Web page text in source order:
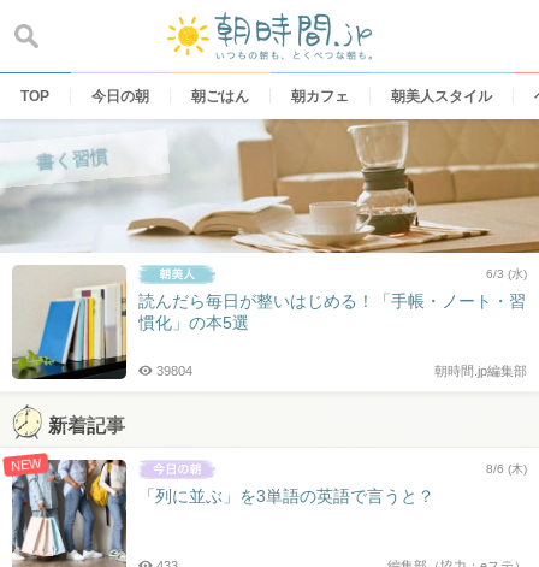
content
TOP 今日の朝 朝ごはん 朝カフェ 朝美人スタイル
書く習慣
6/3 (水)
読んだら毎日が整いはじめる！「手帳・ノート・習
慣化」の本5選
朝時間.jp編集部
39804
新着記事
NEW 8/6 (木)
「列に並ぶ」を3単語の英語で言うと？